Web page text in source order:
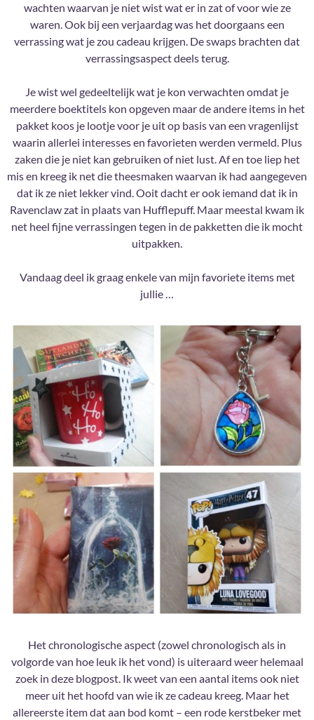
wachten waarvan je niet wist wat er in zat of voor wie ze
waren. Ook bij een verjaardag was het doorgaans een
verrassing wat je zou cadeau krijgen. De swaps brachten dat
verrassingsaspect deels terug.
Je wist wel gedeeltelijk wat je kon verwachten omdat je
meerdere boektitels kon opgeven maar de andere items in het
pakket koos je lootje voor je uit op basis van een vragenlijst
waarin allerlei interesses en favorieten werden vermeld. Plus
zaken die je niet kan gebruiken of niet lust. Af en toe liep het
mis en kreeg ik net die theesmaken waarvan ik had aangegeven
dat ik ze niet lekker vind. Ooit dacht er ook iemand dat ik in
Ravenclaw zat in plaats van Hufflepuff. Maar meestal kwam ik
net heel fijne verrassingen tegen in de pakketten die ik mocht
uitpakken.
Vandaag deel ik graag enkele van mijn favoriete items met
jullie …
Het chronologische aspect (zowel chronologisch als in
volgorde van hoe leuk ik het vond) is uiteraard weer helemaal
zoek in deze blogpost. Ik weet van een aantal items ook niet
meer uit het hoofd van wie ik ze cadeau kreeg. Maar het
allereerste item dat aan bod komt – een rode kerstbeker met